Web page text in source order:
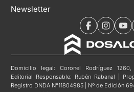
Newsletter
Domicilio legal: Coronel Rodríguez 1260,
Editorial Responsable: Rubén Rabanal |
Registro DNDA N°11804985 | Nº de Edición